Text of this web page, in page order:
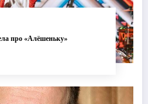
про «Алёшеньку»